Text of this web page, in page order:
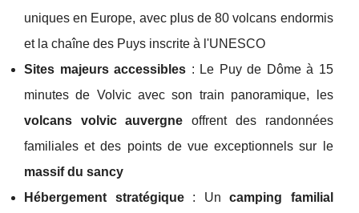
uniques en Europe, avec plus de 80 volcans endormis
et la chaîne des Puys inscrite à l'UNESCO
Sites majeurs accessibles : Le Puy de Dôme à 15
minutes de Volvic avec son train panoramique, les
volcans volvic auvergne offrent des randonnées
familiales et des points de vue exceptionnels sur le
massif du sancy
Hébergement stratégique: Uncamping familial